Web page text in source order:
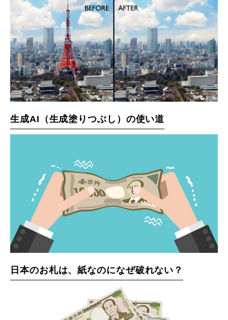
生成AI（生成塗りつぶし）の使い道
日本のお札は、紙なのになぜ破れない？